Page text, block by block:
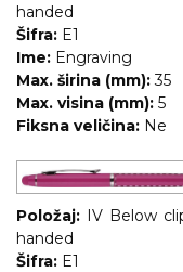
handed
Šifra: E1
Ime: Engraving
Max. širina (mm): 35
Max. visina (mm): 5
Fiksna veličina: Ne
Položaj: IV Below
handed
Šifra: E1